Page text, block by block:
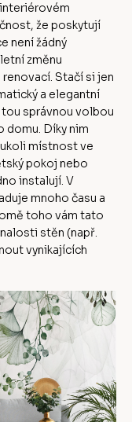
že poskytují
není žádný
změnu
Stačí si jen
a elegantní
tou správnou volbou
domu. Díky nim
místnost ve
pokoj nebo
instalují. V
mnoho času a
toho vám tato
stěn (např.
vynikajících